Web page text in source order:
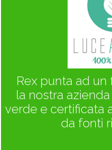
Rex punta ad
la nostra
verde e certificata
da fonti